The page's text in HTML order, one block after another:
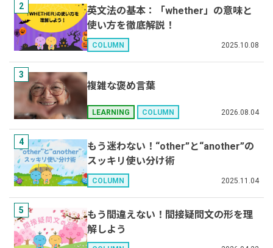
2
英文法の基本：「whether」の意味と
使い方を徹底解説！
COLUMN 2025.10.08
3
複雑な褒め言葉
LEARNING COLUMN 2026.08.04
4
もう迷わない！“other”と“another”の
スッキリ使い分け術
COLUMN 2025.11.04
5
もう間違えない！間接疑問文の形を理
解しよう